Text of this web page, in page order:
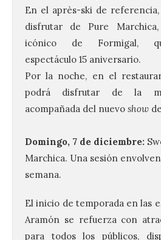
En el après-ski de
disfrutar de Pure
icónico de Formigal,
espectáculo 15 aniversario.
Por la noche, en el
podrá disfrutar de la
acompañada del nuevo show
Domingo, 7 de diciembre:
Marchica. Una sesión
semana.
El inicio de temporada en las
Aramón se refuerza con
para todos los públicos,
formación en robótica y
entornos digitales en
nuevo curso de los
Campamentos
10 Ago 2026